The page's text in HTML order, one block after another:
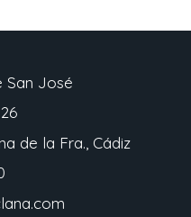
San José
de la Fra., Cádiz